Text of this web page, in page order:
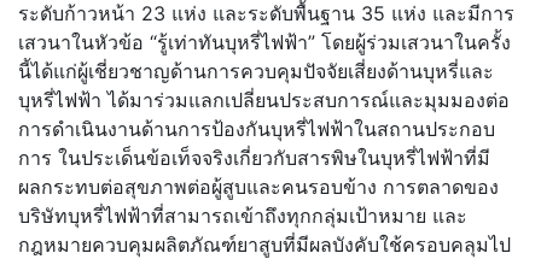
ระดับก้าวหน้า 23 แห่ง และระดับพื้นฐาน 35 แห่ง และมีการ
เสวนาในหัวข้อ “รู้เท่าทันบุหรี่ไฟฟ้า” โดยผู้ร่วมเสวนาในครั้ง
นี้ได้แก่ผู้เชี่ยวชาญด้านการควบคุมปัจจัยเสี่ยงด้านบุหรี่และ
บุหรี่ไฟฟ้า ได้มาร่วมแลกเปลี่ยนประสบการณ์และมุมมองต่อ
การดำเนินงานด้านการป้องกันบุหรี่ไฟฟ้าในสถานประกอบ
การ ในประเด็นข้อเท็จจริงเกี่ยวกับสารพิษในบุหรี่ไฟฟ้าที่มี
ผลกระทบต่อสุขภาพต่อผู้สูบและคนรอบข้าง การตลาดของ
บริษัทบุหรี่ไฟฟ้าที่สามารถเข้าถึงทุกกลุ่มเป้าหมาย และ
กฎหมายควบคุมผลิตภัณฑ์ยาสูบที่มีผลบังคับใช้ครอบคลุมไป